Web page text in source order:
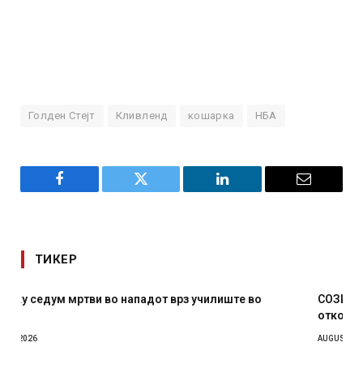
Голден Стејт Кливленд кошарка НБА
Facebook Twitter LinkedIn Email
ТИКЕР
СОЗИС: Украинците повеќе им веруваат на генералите
AUGUST 7, 2026